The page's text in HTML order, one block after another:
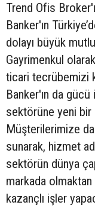
Trend Ofis
Banker'ın
dolayı büyük
Gayrimenkul
ticari tecrübemizi
Banker'ın da
sektörüne yeni
Müşterilerimize
sunarak, hizmet
sektörün dünya
markada
kazançlı işler